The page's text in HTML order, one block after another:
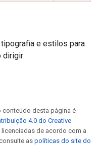
e estilos para
dirigir
conteúdo desta página é
4.0 do Creative
licenciadas de acordo com a
aspolíticas do site do